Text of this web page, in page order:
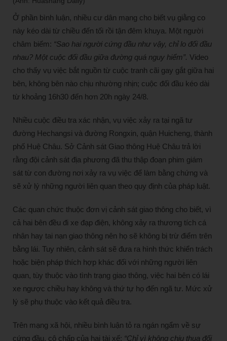
Ở phần bình luận, nhiều cư dân mạng cho biết vụ giằng co
này kéo dài từ chiều đến tối rồi tận đêm khuya. Một người
châm biếm: “Sao hai người cứng đầu như vậy, chỉ lo đối đầu
nhau? Một cuộc đối đầu giữa đường quá nguy hiểm”. Video
cho thấy vụ việc bắt nguồn từ cuộc tranh cãi gay gắt giữa hai
bên, không bên nào chịu nhường nhịn; cuộc đối đầu kéo dài
từ khoảng 16h30 đến hơn 20h ngày 24/8.
Nhiều cuộc điều tra xác nhận, vụ việc xảy ra tại ngã tư
đường Hechangsi và đường Rongxin, quận Huicheng, thành
phố Huệ Châu. Sở Cảnh sát Giao thông Huệ Châu trả lời
rằng đội cảnh sát địa phương đã thu thập đoạn phim giám
sát từ con đường nơi xảy ra vụ việc để làm bằng chứng và
sẽ xử lý những người liên quan theo quy định của pháp luật.
Các quan chức thuộc đơn vị cảnh sát giao thông cho biết, vì
cả hai bên đều đi xe đạp điện, không xảy ra thương tích cá
nhân hay tai nạn giao thông nên họ sẽ không bị trừ điểm trên
bằng lái. Tuy nhiên, cảnh sát sẽ đưa ra hình thức khiển trách
hoặc biện pháp thích hợp khác đối với những người liên
quan, tùy thuộc vào tình trạng giao thông, việc hai bên có lái
xe ngược chiều hay không và thứ tự họ đến ngã tư. Mức xử
lý sẽ phụ thuộc vào kết quả điều tra.
Trên mạng xã hội, nhiều bình luận tỏ ra ngán ngẩm về sự
cứng đầu, cô chấp của hai tài xế: “Chỉ vì không chịu thua đối